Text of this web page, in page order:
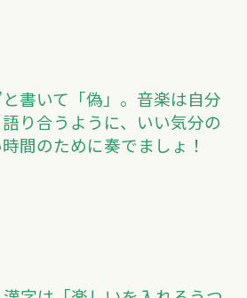
書いて「偽」。音楽は自分
り合うように、いい気分の
間のために奏でましょ！